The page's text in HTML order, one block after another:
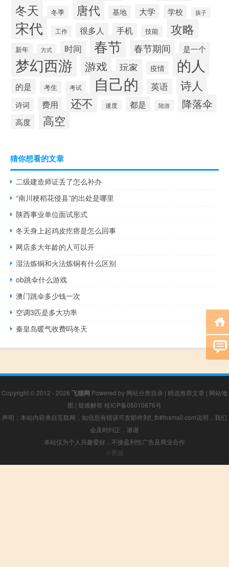
冬天 冬季 唐代 基地 大学 学校 孩子
宋代 工作 很多人 手机 技能 攻略
新年 方式 时间 春节 春节期间 是一个
梦幻西游 游戏 玩家 疫情 的人
的是 考生 考试 自己的 英语 诗人
诗词 费用 还不 速度 都是 陆游 降落伞
高度 高空
猜你想看的文章
二级建造师证丢了怎么补办
“南川粳稻花侵县”的出处是哪里
陕西事业单位面试形式
冬天身上起鸡皮疙瘩是怎么回事
网店多大年龄的人可以开
湿法炼铜和火法炼铜有什么区别
ob跳伞什么游戏
澳门跳伞多少钱一次
空调3匹是多大功率
秦皇岛暖气收费吗冬天
Copyright © 2012 - 2026 飞猫网 Powered by 网站分类目录 | 精选推荐文章 | 网站地
图 | 疑难解答 桂ICP备05010876号
声明：本站内容来自互联网，如信息有错误可发邮件到f_fb#foxmail.com说明，我们
会及时纠正，谢谢
本站仅为个人兴趣爱好，不接盈利性广告及商业合作
小男孩